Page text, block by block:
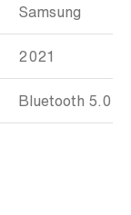
Samsung
2021
Bluetooth 5.0